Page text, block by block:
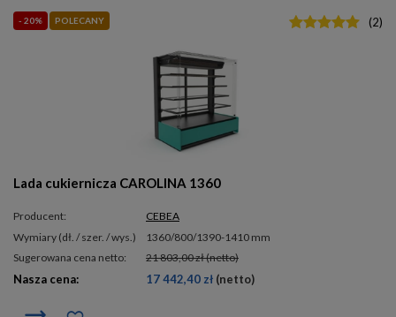
- 20% POLECANY
Lada cukiernicza CAROLINA 1360
Producent:
CEBEA
wymiary (dł. / szer. / wys.)
1360/800/1390-1410 mm
Sugerowana cena netto:
21 803,00 zł(netto)
Nasza cena: 17 442,40 zł (netto)
(2)